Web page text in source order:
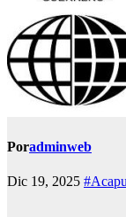
Poradminweb
Dic 19, 2025